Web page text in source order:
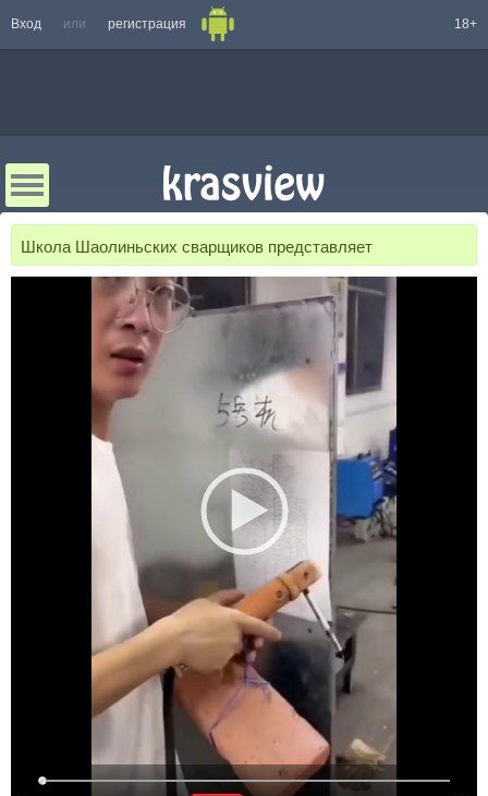
Вход или регистрация 18+
Школа Шаолиньских сварщиков представляет